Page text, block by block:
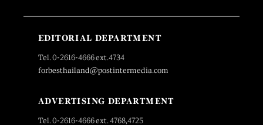
EDITORIAL DEPARTMENT
Tel. 0-2616-4666 ext.4734
forbesthailand@postintermedia.com
ADVERTISING DEPARTMENT
Tel. 0-2616-4666 ext. 4768,4725